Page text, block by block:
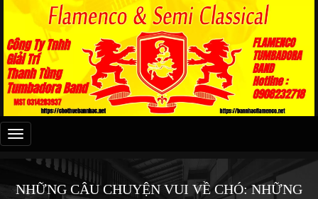
Đây
là
menu
NHỮNG CÂU CHUYỆN VUI VỀ CHÓ: NHỮNG